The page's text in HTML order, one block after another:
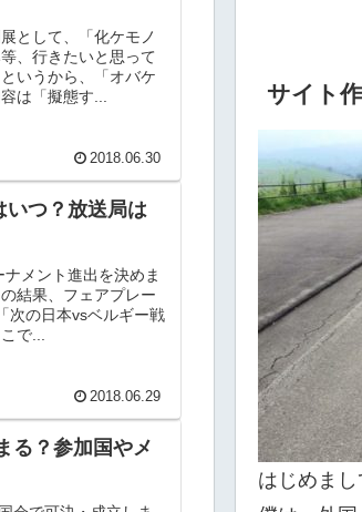
として、「化ケモノ
、行きたいと思って
いうから、「オバケ
は「擬態す...
2018.06.30
いつ？放送局は
メント進出を決めま
結果、フェアプレー
次の日本vsベルギー戦
で...
2018.06.29
る？参加国やメ
サイト
はじめまし